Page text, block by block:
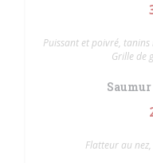
Puissant et poivré,
Grille de
Flatteur au